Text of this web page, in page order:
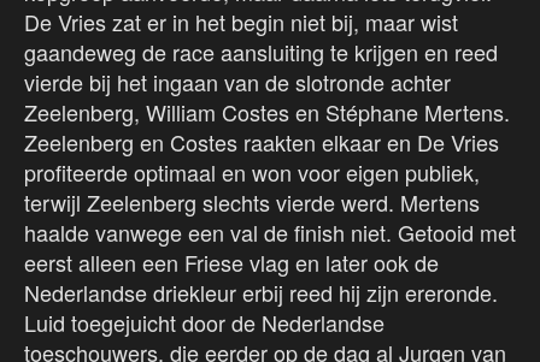
De Vries zat er in het begin niet bij, maar wist
gaandeweg de race aansluiting te krijgen en reed
vierde bij het ingaan van de slotronde achter
Zeelenberg, William Costes en Stéphane Mertens.
Zeelenberg en Costes raakten elkaar en De Vries
profiteerde optimaal en won voor eigen publiek,
terwijl Zeelenberg slechts vierde werd. Mertens
haalde vanwege een val de finish niet. Getooid met
eerst alleen een Friese vlag en later ook de
Nederlandse driekleur erbij reed hij zijn ereronde.
Luid toegejuicht door de Nederlandse
toeschouwers, die eerder op de dag al Jurgen van